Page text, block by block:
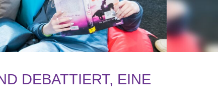
DEBATTIERT, EINE